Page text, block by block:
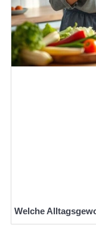
Welche